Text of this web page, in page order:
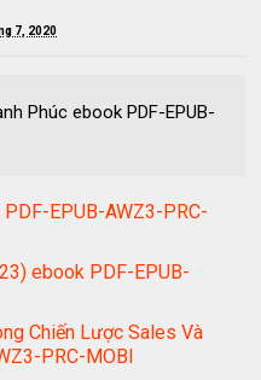
7, 2020
Phúc ebook PDF-EPUB-
EPUB-AWZ3-PRC-
ebook PDF-EPUB-
Chiến Lược Sales Và
PRC-MOBI